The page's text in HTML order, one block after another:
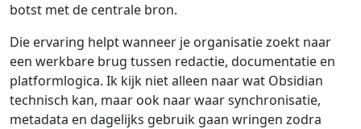
botst met de centrale bron.
Die ervaring helpt wanneer je organisatie zoekt naar
een werkbare brug tussen redactie, documentatie en
platformlogica. Ik kijk niet alleen naar wat Obsidian
technisch kan, maar ook naar waar synchronisatie,
metadata en dagelijks gebruik gaan wringen zodra